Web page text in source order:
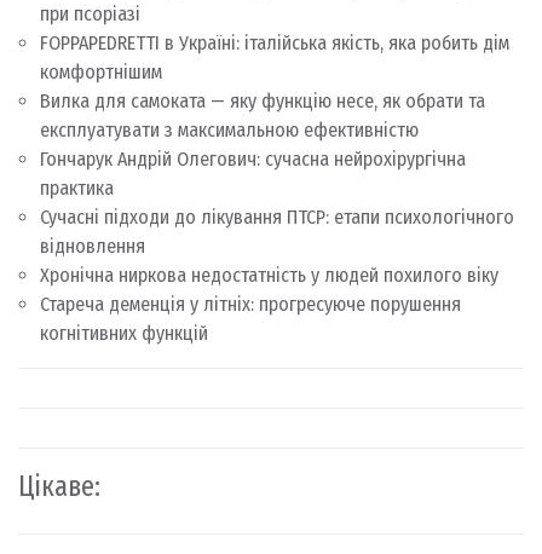
при псоріазі
FOPPAPEDRETTI в Україні: італійська якість, яка робить дім
комфортнішим
Вилка для самоката — яку функцію несе, як обрати та
експлуатувати з максимальною ефективністю
Гончарук Андрій Олегович: сучасна нейрохірургічна
практика
Сучасні підходи до лікування ПТСР: етапи психологічного
відновлення
Хронічна ниркова недостатність у людей похилого віку
Стареча деменція у літніх: прогресуюче порушення
когнітивних функцій
Цікаве: